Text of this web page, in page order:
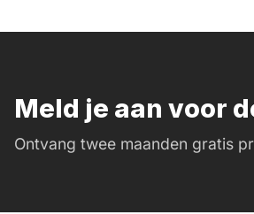
Meld je aan voor
Ontvang twee maanden gratis